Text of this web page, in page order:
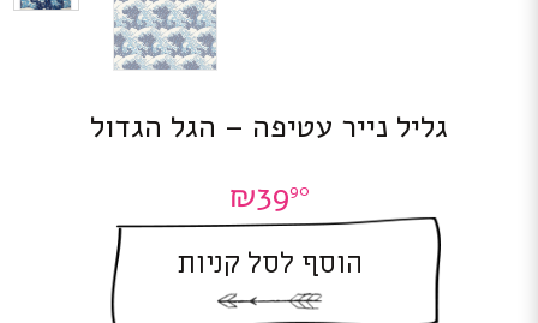
גליל נייר עטיפה – הגל הגדול
₪3990
הוסף לסל קניות